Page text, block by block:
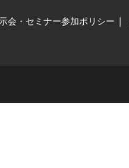
会・セミナー参加ポリシー